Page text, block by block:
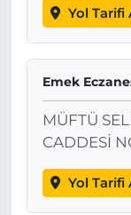
Yol Tarifi
Emek
MÜFTÜ
CADDESİ
Yol Tarifi